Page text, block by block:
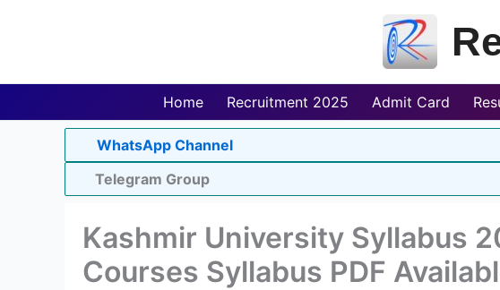
Home Recruitment 2025 Admit Card
WhatsApp Channel
Telegram Group
Kashmir University Syllabus
Courses Syllabus PDF